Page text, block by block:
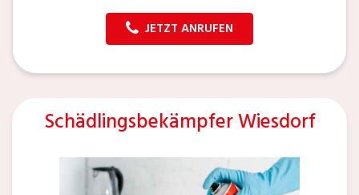
JETZT ANRUFEN
Schädlingsbekämpfer Wiesdorf